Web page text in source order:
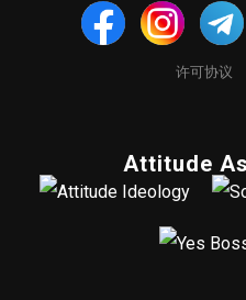
许可协议
Attitude